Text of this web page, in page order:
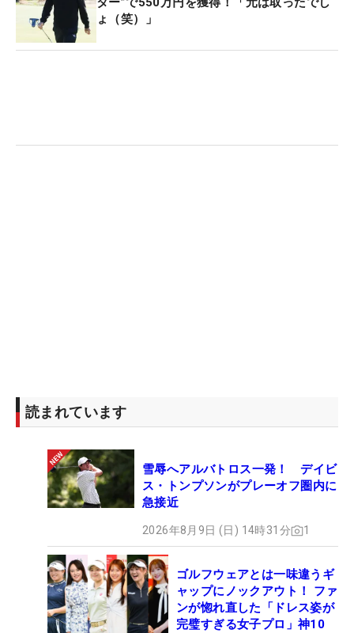
ょ（笑）」
読まれています
雪辱へアルバトロス一発！ デイビ
ス・トンプソンがプレーオフ圏内に
急接近
2026年8月9日 (日) 14時31分 1
ゴルフウェアとは一味違うギ
ャップにノックアウト！ ファ
ンが惚れ直した「ドレス姿が
完璧すぎる女子プロ」神10